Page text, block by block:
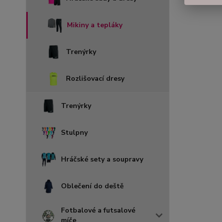
Mikiny a tepláky
Trenýrky
Rozlišovací dresy
Trenýrky
Stulpny
Hráčské sety a soupravy
Oblečení do deště
Fotbalové a futsalové